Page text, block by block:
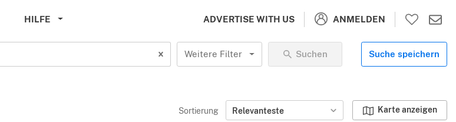
HILFE ADVERTISE WITH US ANMELDEN
Weitere Filter Suchen Suche speichern
Sortierung Relevanteste Karte anzeigen